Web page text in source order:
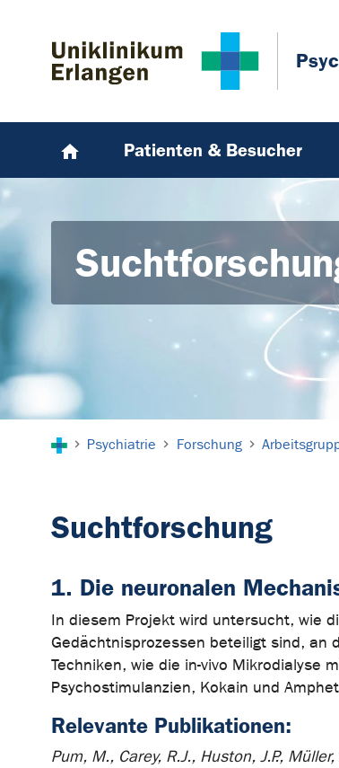
Patienten & Besucher
Psychiatrie Forschung
Suchtforschung
1. Die neuronalen
In diesem Projekt wird untersucht, wie
Gedächtnisprozessen beteiligt sind, an
Techniken, wie die in-vivo Mikrodialyse
Psychostimulanzien, Kokain und
Relevante Publikationen:
Pum, M., Carey, R.J., Huston, J.P.,